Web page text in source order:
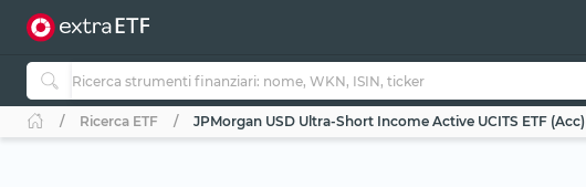
Ricerca ETF JPMorgan USD Ultra-Short Income Active UCITS ETF (Acc)